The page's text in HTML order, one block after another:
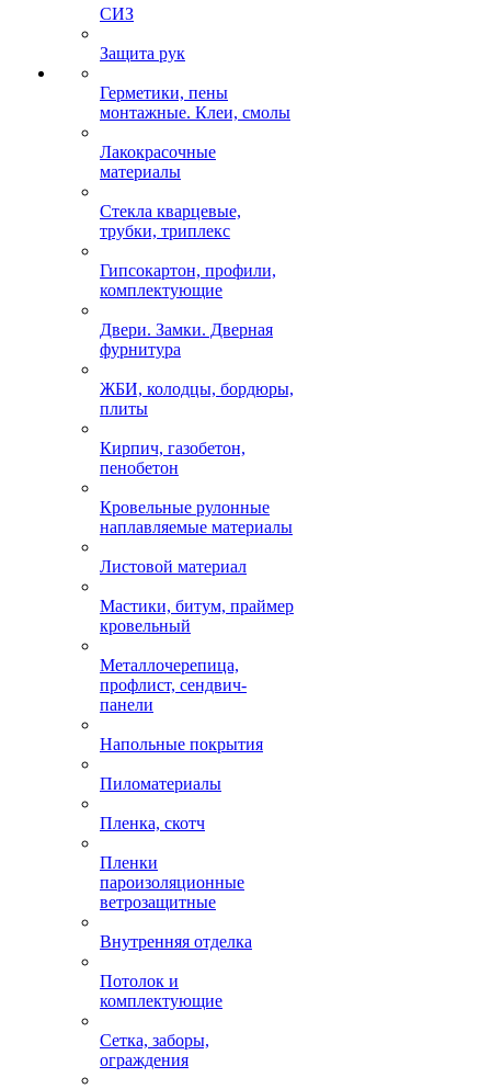
СИЗ
Защита рук
Герметики, пены
монтажные. Клеи, смолы
Лакокрасочные
материалы
Стекла кварцевые,
трубки, триплекс
Гипсокартон, профили,
комплектующие
Двери. Замки. Дверная
фурнитура
ЖБИ, колодцы, бордюры,
плиты
Кирпич, газобетон,
пенобетон
Кровельные рулонные
наплавляемые материалы
Листовой материал
Мастики, битум, праймер
кровельный
Металлочерепица,
профлист, сендвич-
панели
Напольные покрытия
Пиломатериалы
Пленка, скотч
Пленки
пароизоляционные
ветрозащитные
Внутренняя отделка
Потолок и
комплектующие
Сетка, заборы,
ограждения